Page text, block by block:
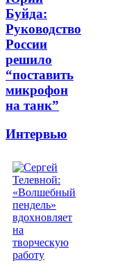
Буйда:
Руководство
России
решило
“поставить
микрофон
на танк”
Интервью